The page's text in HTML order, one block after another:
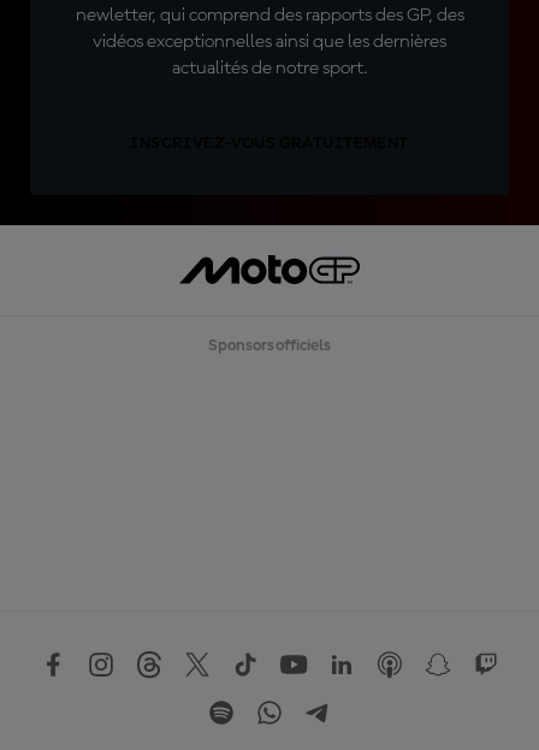
newletter, qui comprend des rapports des GP, des
vidéos exceptionnelles ainsi que les dernières
actualités de notre sport.
Sponsors officiels